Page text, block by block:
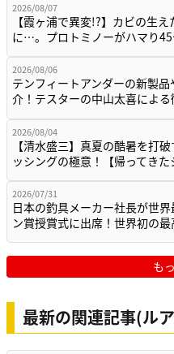
2026/08/07
【霞ヶ浦で異変!?】カビの生
に…。プロトミノーがハマり
2026/08/06
テンフィートアンダーの新製品
介！テスターの中山太喜によ
2026/08/04
【清水盛三】真夏の酷暑を打
ッシングの極意！【帰ってき
2026/07/31
日本の釣具メーカー社長が世
ン賞授賞式に出席！世界初の
も
最新の関連記事(ル